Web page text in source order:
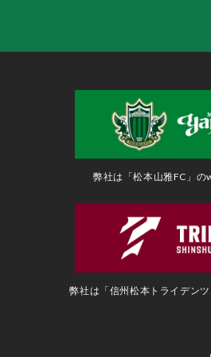
弊社は「松本山雅FC」の
弊社は「信州松本トライデン